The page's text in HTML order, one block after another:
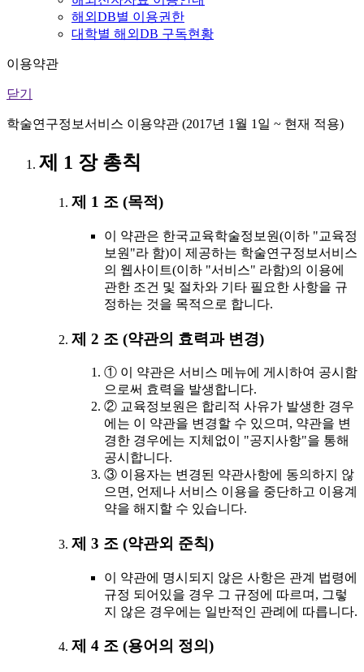
해외DB별 이용권한
대학별 해외DB 구독현황
이용약관
닫기
학술연구정보서비스 이용약관 (2017년 1월 1일 ~ 현재 적용)
제 1 장 총칙
제 1 조 (목적)
이 약관은 한국교육학술정보원(이하 "교육정
보원"라 함)이 제공하는 학술연구정보서비스
의 웹사이트(이하 "서비스" 라함)의 이용에
관한 조건 및 절차와 기타 필요한 사항을 규
정하는 것을 목적으로 합니다.
제 2 조 (약관의 효력과 변경)
① 이 약관은 서비스 메뉴에 게시하여 공시함
으로써 효력을 발생합니다.
② 교육정보원은 합리적 사유가 발생한 경우
에는 이 약관을 변경할 수 있으며, 약관을 변
경한 경우에는 지체없이 "공지사항"을 통해
공시합니다.
③ 이용자는 변경된 약관사항에 동의하지 않
으면, 언제나 서비스 이용을 중단하고 이용계
약을 해지할 수 있습니다.
제 3 조 (약관외 준칙)
이 약관에 명시되지 않은 사항은 관계 법령에
규정 되어있을 경우 그 규정에 따르며, 그렇
지 않은 경우에는 일반적인 관례에 따릅니다.
제 4 조 (용어의 정의)